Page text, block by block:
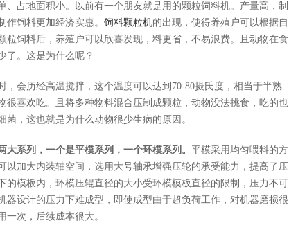
、占地面积小。以前有一个朋友就是用的颗粒饲料机。产量高，制
饲料更加经济实惠。 饲料颗粒机的出现，使得养殖户可以根据自
粒饲料后，养殖户可以欣喜发现，料更省，不易浪费。且动物在食
了。这是为什么呢？
，会历经高温搅拌，这个温度可以达到70-80摄氏度，相当于半熟
很喜欢吃。且将多种物料混合压制成颗粒，动物没法挑食，吃的也
，这也就是为什么动物很少生病的原因。
系列，一个是平模系列，一个环模系列。 平模采用均匀喂料的方
以加大内装轴空间，选用大号轴承增强压轮的承受能力，提高了压
的模板内，环模压辊直径的大小受环模模板直径的限制，压力不可
器设计的压力下难成型，即使成型由于超负荷工作，对机器磨损很
次，后续成本很大。